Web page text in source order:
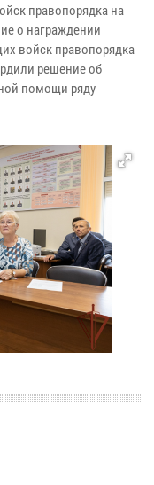
правопорядка на
о награждении
войск правопорядка
решение об
помощи ряду